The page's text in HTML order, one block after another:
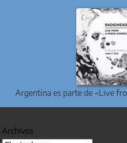
Argentina es parte de «Live
Archivos